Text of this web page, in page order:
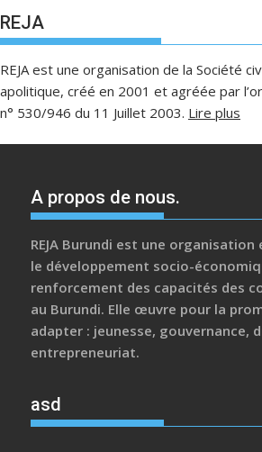
REJA
REJA est une organisation de la Société
apolitique, créé en 2001 et agréée par
n° 530/946 du 11 Juillet 2003. Lire plus
A propos de nous.
REJA Burundi est une organisation
le développement socio-
renforcement des capacités des
au Burundi. Elle œuvre pour la
adapter : jeunesse, gouvernance,
entrepreneuriat.
asd